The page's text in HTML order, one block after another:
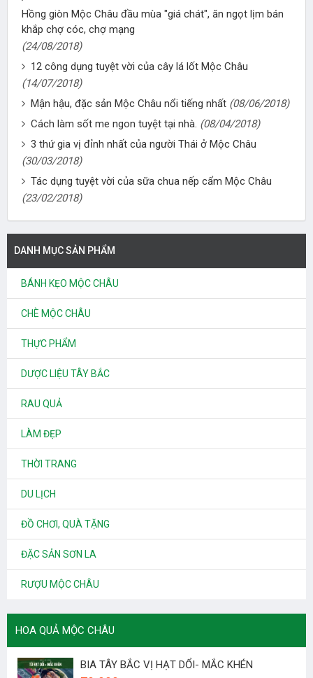
Hồng giòn Mộc Châu đầu mùa "giá chát", ăn ngọt lịm bán
khắp chợ cóc, chợ mạng
(24/08/2018)
12 công dụng tuyệt vời của cây lá lốt Mộc Châu
(14/07/2018)
Mận hậu, đặc sản Mộc Châu nổi tiếng nhất (08/06/2018)
Cách làm sốt me ngon tuyệt tại nhà. (08/04/2018)
3 thứ gia vị đỉnh nhất của người Thái ở Mộc Châu
(30/03/2018)
Tác dụng tuyệt vời của sữa chua nếp cẩm Mộc Châu
(23/02/2018)
DANH MỤC SẢN PHẨM
BÁNH KẸO MỘC CHÂU
CHÈ MỘC CHÂU
THỰC PHẨM
DƯỢC LIỆU TÂY BẮC
RAU QUẢ
LÀM ĐẸP
THỜI TRANG
DU LỊCH
ĐỒ CHƠI, QUÀ TẶNG
ĐẶC SẢN SƠN LA
RƯỢU MỘC CHÂU
HOA QUẢ MỘC CHÂU
BIA TÂY BẮC VỊ HẠT DỔI- MẮC KHÉN